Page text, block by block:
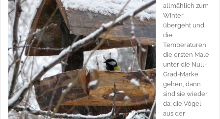
allmählich zum
Winter
übergeht und
die
Temperaturen
die ersten Male
unter die Null-
Grad-Marke
gehen, dann
sind sie wieder
da: die Vögel
aus der